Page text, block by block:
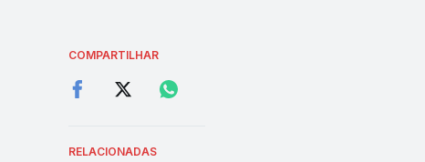
COMPARTILHAR
RELACIONADAS